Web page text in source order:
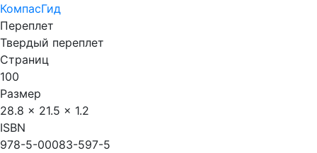
КомпасГид
Переплет
Твердый переплет
Страниц
100
Размер
28.8 x 21.5 x 1.2
ISBN
978-5-00083-597-5